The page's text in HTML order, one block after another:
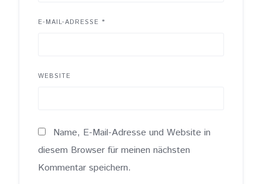
E-MAIL-ADRESSE *
WEBSITE
Name, E-Mail-Adresse und Website in
diesem Browser für meinen nächsten
Kommentar speichern.